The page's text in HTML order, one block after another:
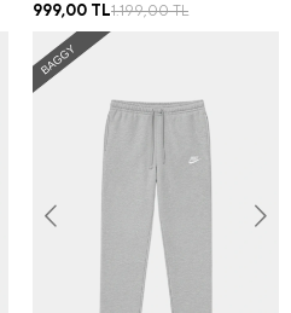
1.199,00 TL
999,00 TL